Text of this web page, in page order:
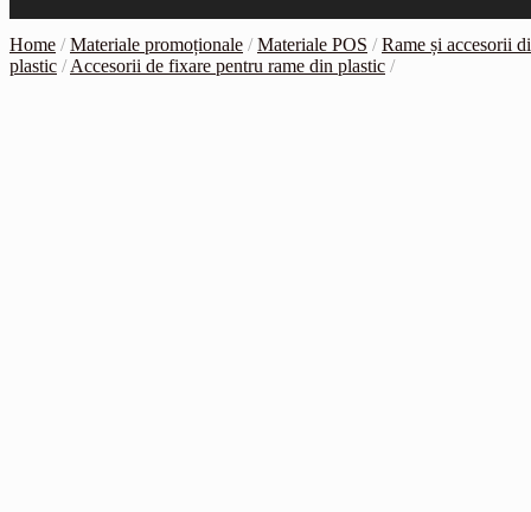
Home /Materiale promoționale /Materiale POS /Rame și accesorii
plastic /Accesorii de fixare pentru rame din plastic /